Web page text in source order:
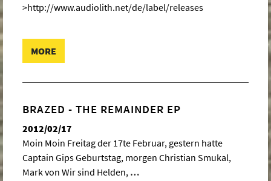
>http://www.audiolith.net/de/label/releases
MORE
BRAZED - THE REMAINDER EP
2012/02/17
Moin Moin Freitag der 17te Februar, gestern hatte
Captain Gips Geburtstag, morgen Christian Smukal,
Mark von Wir sind Helden, …